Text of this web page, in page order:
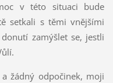
v této situaci bude
setkali s těmi vnějšími
zamýšlet se, jestli
žádný odpočinek, moji